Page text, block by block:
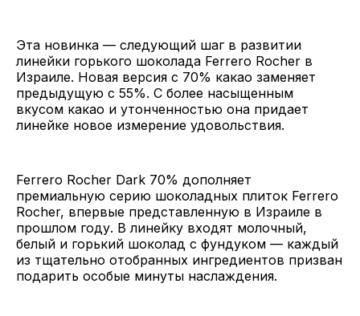
Эта новинка — следующий шаг в развитии
линейки горького шоколада Ferrero Rocher в
Израиле. Новая версия с 70% какао заменяет
предыдущую с 55%. С более насыщенным
вкусом какао и утонченностью она придает
линейке новое измерение удовольствия.
Ferrero Rocher Dark 70% дополняет
премиальную серию шоколадных плиток Ferrero
Rocher, впервые представленную в Израиле в
прошлом году. В линейку входят молочный,
белый и горький шоколад с фундуком — каждый
из тщательно отобранных ингредиентов призван
подарить особые минуты наслаждения.